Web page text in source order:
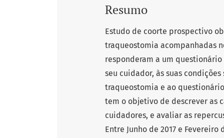
Resumo
Estudo de coorte prospectivo
traqueostomia acompanhadas
responderam a um
seu cuidador, às suas
traqueostomia e ao
tem o objetivo de descrever as
cuidadores, e avaliar as
Entre Junho de 2017 e